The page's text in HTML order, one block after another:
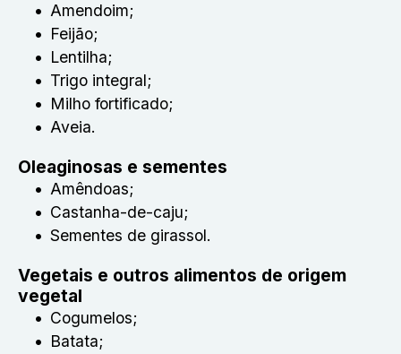
Amendoim;
Feijão;
Lentilha;
Trigo integral;
Milho fortificado;
Aveia.
Oleaginosas e sementes
Amêndoas;
Castanha-de-caju;
Sementes de girassol.
Vegetais e outros alimentos de origem
vegetal
Cogumelos;
Batata;